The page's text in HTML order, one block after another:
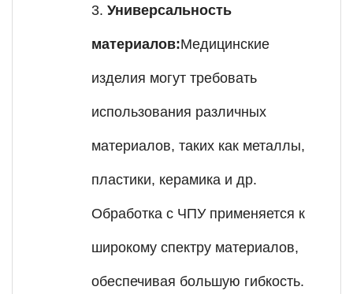
3. Универсальность
материалов:Медицинские
изделия могут требовать
использования различных
материалов, таких как металлы,
пластики, керамика и др.
Обработка с ЧПУ применяется к
широкому спектру материалов,
обеспечивая большую гибкость.